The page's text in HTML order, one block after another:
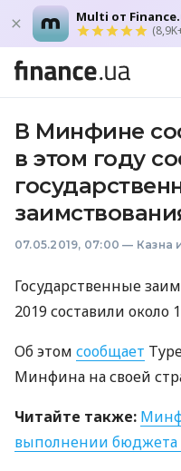
Multi от
В Минфине
в этом году
07.05.2019, 07:00 — Казна
Государственные
2019 составили около
Об этом сообщает
Минфина на своей
Читайте также:
выполнении бюджета